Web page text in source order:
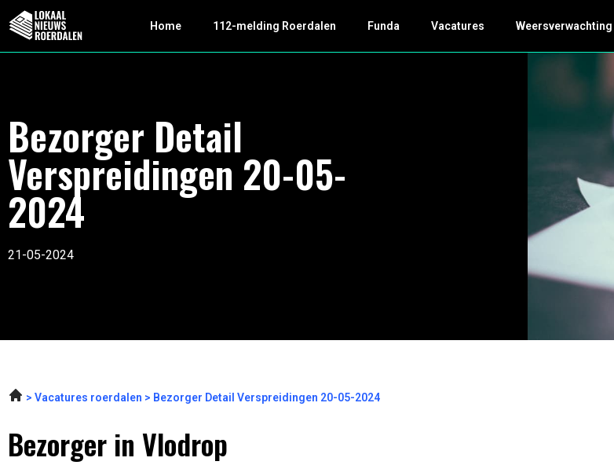
Home 112-melding Roerdalen Funda Vacatures Weersverwachting
Bezorger Detail
Verspreidingen 20-05-
2024
21-05-2024
Vacatures roerdalen Bezorger Detail Verspreidingen 20-05-2024
Bezorger in Vlodrop